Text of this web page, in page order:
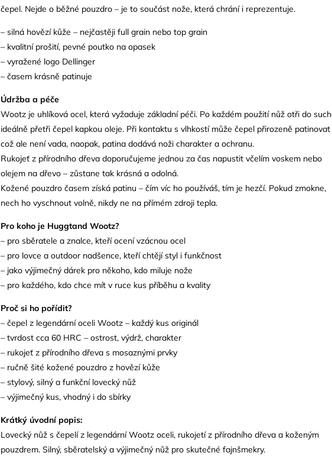
čepel. Nejde o běžné pouzdro – je to součást nože, která chrání i reprezentuje.
– silná hovězí kůže – nejčastěji full grain nebo top grain
– kvalitní prošití, pevné poutko na opasek
– vyražené logo Dellinger
– časem krásně patinuje
Údržba a péče
Wootz je uhlíková ocel, která vyžaduje základní péči. Po každém použití nůž otři do
ideálně přetři čepel kapkou oleje. Při kontaktu s vlhkostí může čepel přirozeně patinovat
což ale není vada, naopak, patina dodává noži charakter a ochranu.
Rukojeť z přírodního dřeva doporučujeme jednou za čas napustit včelím voskem nebo
olejem na dřevo – zůstane tak krásná a odolná.
Kožené pouzdro časem získá patinu – čím víc ho používáš, tím je hezčí. Pokud zmokne,
nech ho vyschnout volně, nikdy ne na přímém zdroji tepla.
Pro koho je Huggtand Wootz?
– pro sběratele a znalce, kteří ocení vzácnou ocel
– pro lovce a outdoor nadšence, kteří chtějí styl i funkčnost
– jako výjimečný dárek pro někoho, kdo miluje nože
– pro každého, kdo chce mít v ruce kus příběhu a kvality
Proč si ho pořídit?
– čepel z legendární oceli Wootz – každý kus originál
– tvrdost cca 60 HRC – ostrost, výdrž, charakter
– rukojeť z přírodního dřeva s mosaznými prvky
– ručně šité kožené pouzdro z hovězí kůže
– stylový, silný a funkční lovecký nůž
– výjimečný kus, vhodný i do sbírky
Krátký úvodní popis:
Lovecký nůž s čepelí z legendární Wootz oceli, rukojetí z přírodního dřeva a koženým
pouzdrem. Silný, sběratelský a výjimečný nůž pro skutečné fajnšmekry.